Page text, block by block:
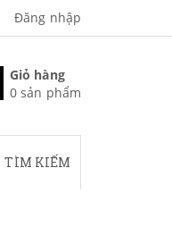
Đăng nhập
Giỏ hàng
0 sản phẩm
TÌM KIẾM